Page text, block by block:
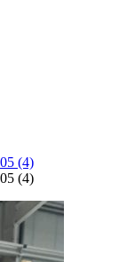
(4)
(4)